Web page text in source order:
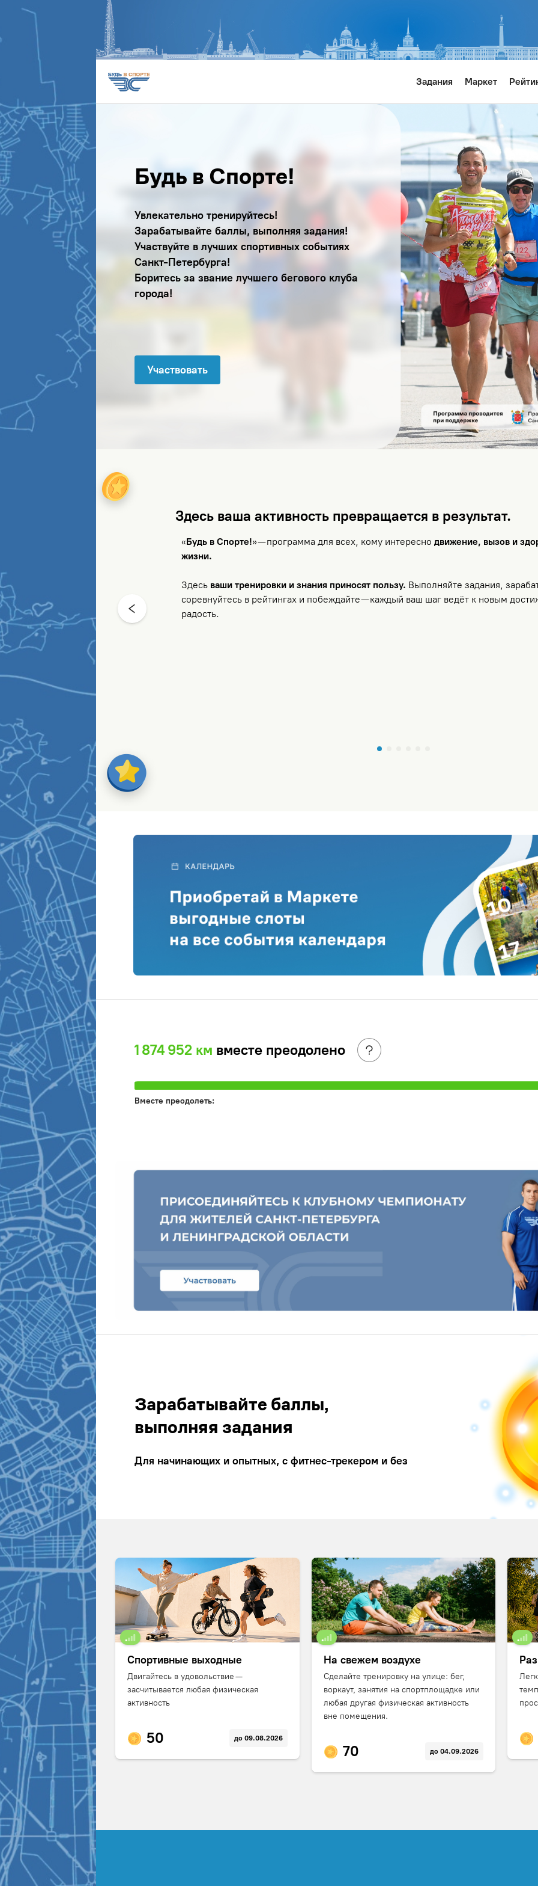
Задания Маркет
Будь в Спорте!
Увлекательно тренируйтесь!
Зарабатывайте баллы, выполняя задания!
Участвуйте в лучших спортивных событиях
Санкт-Петербурга!
Боритесь за звание лучшего бегового клуба
города!
Участвовать
объединения Санкт-
забегов Кубка Губернатора.
поощрения, особые отметки
Здесь ваша активность превращается в результат.
«Будь в Спорте!»— программа для всех, кому интересно движение, вызов и
жизни.
Здесь ваши тренировки и знания приносят пользу. Выполняйте задания,
соревнуйтесь в рейтингах и побеждайте — каждый ваш шаг ведёт к новым
радость.
1 874 952 км вместе преодолено
Вместе преодолеть:
Зарабатывайте баллы,
выполняя задания
Для начинающих и опытных, с фитнес-трекером и без
Спортивные выходные
Двигайтесь в удовольствие —
засчитывается любая физическая
активность
50 до 09.08.2026
На свежем воздухе
Сделайте тренировку на улице: бег,
воркаут, занятия на спортплощадке или
любая другая физическая активность
вне помещения.
70 до 04.09.2026